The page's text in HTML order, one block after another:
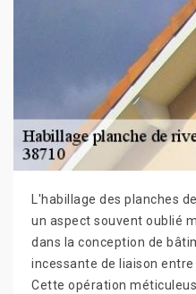
L'habillage des planches
un aspect souvent oublié
dans la conception de
incessante de liaison
Cette opération